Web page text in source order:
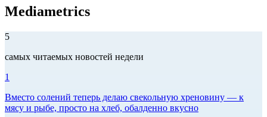
Mediametrics
5
самых читаемых новостей недели
1
Вместо солений теперь делаю свекольную хреновину — к
мясу и рыбе, просто на хлеб, обалденно вкусно